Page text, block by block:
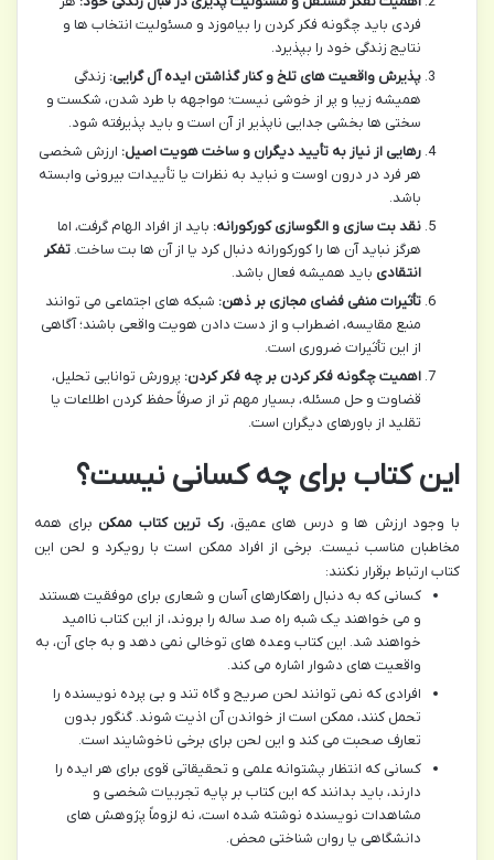
فردی باید چگونه فکر کردن را بیاموزد و مسئولیت انتخاب ها و
نتایج زندگی خود را بپذیرد.
پذیرش واقعیت های تلخ و کنار گذاشتن ایده آل گرایی: زندگی
همیشه زیبا و پر از خوشی نیست؛ مواجهه با طرد شدن، شکست و
سختی ها بخشی جدایی ناپذیر از آن است و باید پذیرفته شود.
رهایی از نیاز به تأیید دیگران و ساخت هویت اصیل: ارزش شخصی
هر فرد در درون اوست و نباید به نظرات یا تأییدات بیرونی وابسته
باشد.
نقد بت سازی و الگوسازی کورکورانه: باید از افراد الهام گرفت، اما
هرگز نباید آن ها را کورکورانه دنبال کرد یا از آن ها بت ساخت. تفکر
انتقادی باید همیشه فعال باشد.
تأثیرات منفی فضای مجازی بر ذهن: شبکه های اجتماعی می توانند
منبع مقایسه، اضطراب و از دست دادن هویت واقعی باشند؛ آگاهی
از این تأثیرات ضروری است.
اهمیت چگونه فکر کردن بر چه فکر کردن: پرورش توانایی تحلیل،
قضاوت و حل مسئله، بسیار مهم تر از صرفاً حفظ کردن اطلاعات یا
تقلید از باورهای دیگران است.
این کتاب برای چه کسانی نیست؟
با وجود ارزش ها و درس های عمیق، رک ترین کتاب ممکن برای همه
مخاطبان مناسب نیست. برخی از افراد ممکن است با رویکرد و لحن این
کتاب ارتباط برقرار نکنند:
کسانی که به دنبال راهکارهای آسان و شعاری برای موفقیت هستند
و می خواهند یک شبه راه صد ساله را بروند، از این کتاب ناامید
خواهند شد. این کتاب وعده های توخالی نمی دهد و به جای آن، به
واقعیت های دشوار اشاره می کند.
افرادی که نمی توانند لحن صریح و گاه تند و بی پرده نویسنده را
تحمل کنند، ممکن است از خواندن آن اذیت شوند. گنگور بدون
تعارف صحبت می کند و این لحن برای برخی ناخوشایند است.
کسانی که انتظار پشتوانه علمی و تحقیقاتی قوی برای هر ایده را
دارند، باید بدانند که این کتاب بر پایه تجربیات شخصی و
مشاهدات نویسنده نوشته شده است، نه لزوماً پژوهش های
دانشگاهی یا روان شناختی محض.